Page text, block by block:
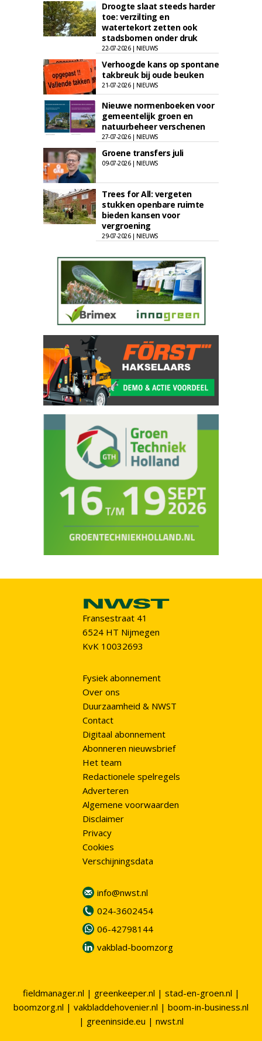
Droogte slaat steeds harder
toe: verzilting en
watertekort zetten ook
stadsbomen onder druk
22-07-2026 | NIEUWS
Verhoogde kans op spontane
takbreuk bij oude beuken
21-07-2026 | NIEUWS
Nieuwe normenboeken voor
gemeentelijk groen en
natuurbeheer verschenen
27-07-2026 | NIEUWS
Groene transfers juli
09-07-2026 | NIEUWS
Trees for All: vergeten
stukken openbare ruimte
bieden kansen voor
vergroening
29-07-2026 | NIEUWS
Fransestraat 41
6524 HT Nijmegen
KvK 10032693
Fysiek abonnement
Over ons
Duurzaamheid & NWST
Contact
Digitaal abonnement
Abonneren nieuwsbrief
Het team
Redactionele spelregels
Adverteren
Algemene voorwaarden
Disclaimer
Privacy
Cookies
Verschijningsdata
info@nwst.nl
024-3602454
06-42798144
vakblad-boomzorg
fieldmanager.nl | greenkeeper.nl | stad-en-groen.nl |
boomzorg.nl | vakbladdehovenier.nl | boom-in-business.nl
| greeninside.eu | nwst.nl